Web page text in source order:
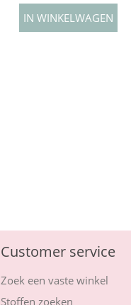
Customer service
Zoek een vaste winkel
Stoffen zoeken